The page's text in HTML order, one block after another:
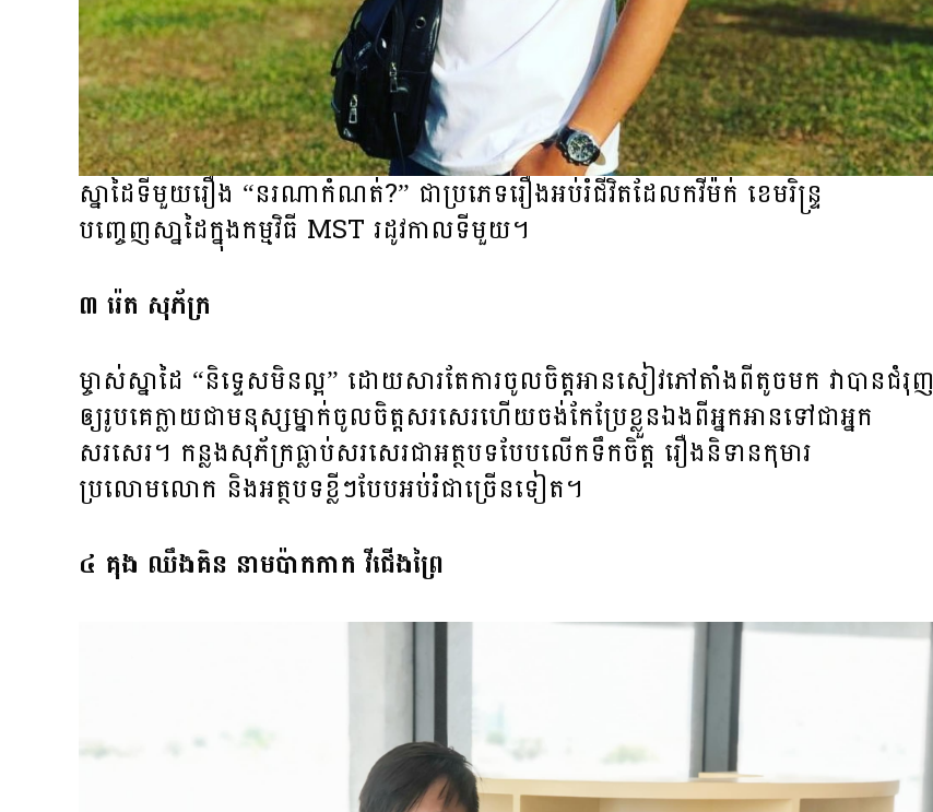
ស្នាដៃទីមួយរឿង “នរណាកំណត់?” ជាប្រភេទរឿងអប់រំជីវិតដែលកវីម៉ក់ ខេមរិន្រ្ទ
បញ្ចេញសា្នដៃក្នុង​កម្មវិធី MST រដូវកាលទីមួយ។
៣ រ៉េត សុភ័ក្រ
ម្ចាស់ស្នាដៃ “និទ្ទេស​មិនល្អ” ដោយសារតែការចូលចិត្តអានសៀវភៅតាំងពីតូចមក វាបាន​ជំរុញ​
ឲ្យរូបគេ​ក្លាយជា​មនុស្សម្នាក់​ចូលចិត្ត​សរសេរ​ហើយ​ចង់​កែប្រែ​ខ្លួនឯង​ពី​អ្នកអាន​ទៅ​ជា​អ្នក​
សរសេរ។ កន្លង​សុភ័ក្រ​ធ្លាប់​សរសេរ​ជា​អត្ថបទ​បែប​លើកទឹកចិត្ត រឿងនិទានកុមារ
ប្រលោមលោក និង​អត្ថបទ​ខ្លីៗ​បែប​អប់រំ​ជា​ច្រើន​ទៀត។
៤ គុង ឈឹងគិន នាម​ប៉ាកកាក វីជើងព្រៃ